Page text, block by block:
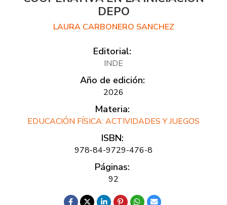
DEPO
LAURA CARBONERO SANCHEZ
Editorial:
INDE
Año de edición:
2026
Materia:
EDUCACIÓN FÍSICA: ACTIVIDADES Y JUEGOS
ISBN:
978-84-9729-476-8
Páginas:
92